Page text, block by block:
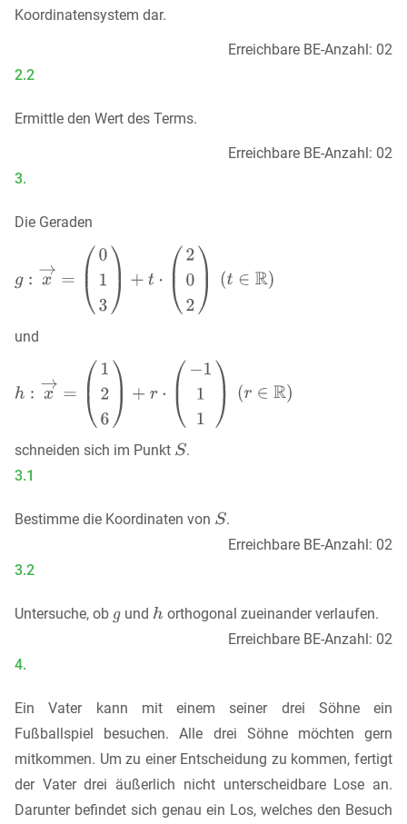
Koordinatensystem dar.
Erreichbare BE-Anzahl: 02
2.2
Ermittle den Wert des Terms.
Erreichbare BE-Anzahl: 02
3.
Die Geraden
und
schneiden sich im Punkt
.
3.1
Bestimme die Koordinaten von
.
Erreichbare BE-Anzahl: 02
3.2
Untersuche, ob und
orthogonal zueinander verlaufen.
Erreichbare BE-Anzahl: 02
4.
Ein Vater kann mit einem seiner drei Söhne ein
Fußballspiel besuchen. Alle drei Söhne möchten gern
mitkommen. Um zu einer Entscheidung zu kommen, fertigt
der Vater drei äußerlich nicht unterscheidbare Lose an.
Darunter befindet sich genau ein Los, welches den Besuch